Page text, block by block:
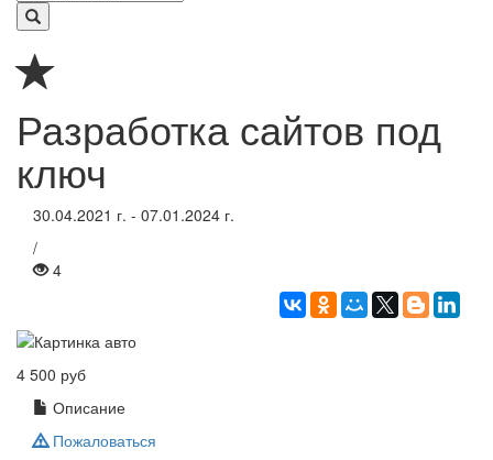
Разработка сайтов под
ключ
30.04.2021 г. - 07.01.2024 г.
/
4
4 500 руб
Описание
Пожаловаться